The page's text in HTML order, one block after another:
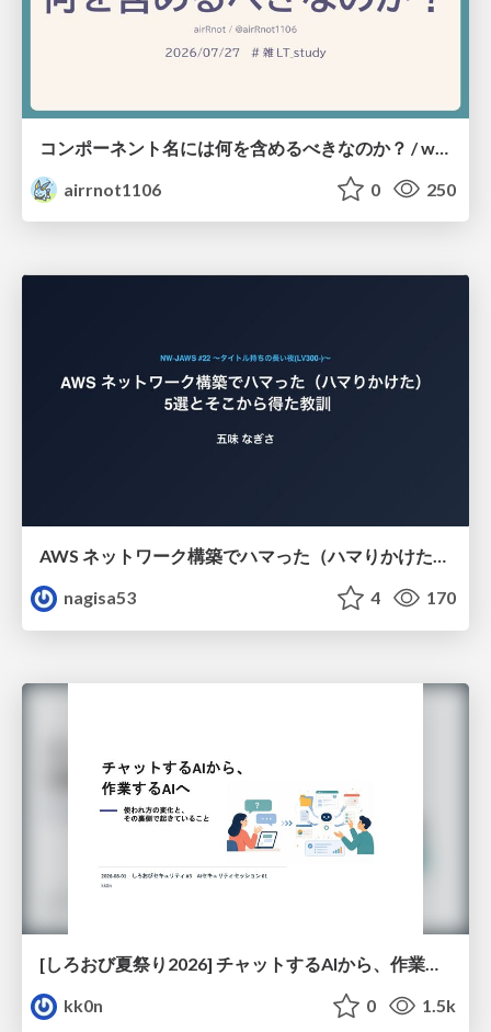
airrnot1106
0 250
AWS ネットワーク構築でハマった（ハマりかけた） 5選とそこから得た教訓
nagisa53
4 170
[しろおび夏祭り2026] チャットするAIから、作業するAIへ - 使われ方の変化と、その裏側で起きていること
kk0n
0 1.5k